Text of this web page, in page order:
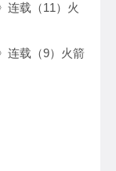
连载（11）火
连载（9）火箭